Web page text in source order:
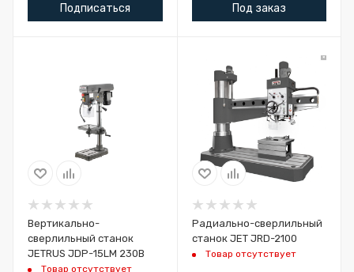
Подписаться Под заказ
Вертикально-
сверлильный станок
JETRUS JDP-15LM 230В
Товар отсутствует
Радиально-сверлильный
станок JET JRD-2100
Товар отсутствует